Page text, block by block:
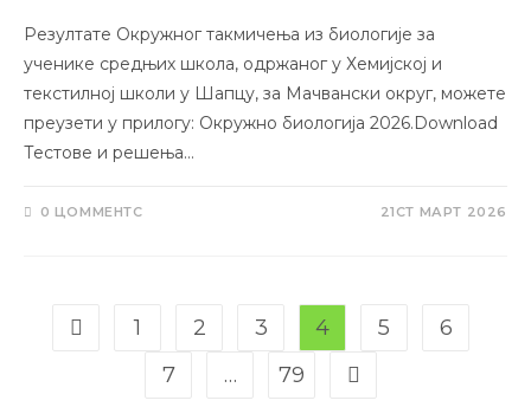
Резултате Окружног такмичења из биологије за
ученике средњих школа, одржаног у Хемијској и
текстилној школи у Шапцу, за Мачвански округ, можете
преузети у прилогу: Окружно биологија 2026.Download
Тестове и решења…
0 ЦОММЕНТС 21СТ МАРТ 2026
1 2 3 4 5
6
7
… 79